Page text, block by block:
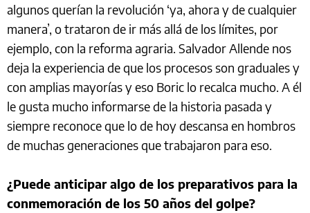
algunos querían la revolución ‘ya, ahora y de cualquier
manera’, o trataron de ir más allá de los límites, por
ejemplo, con la reforma agraria. Salvador Allende nos
deja la experiencia de que los procesos son graduales y
con amplias mayorías y eso Boric lo recalca mucho. A él
le gusta mucho informarse de la historia pasada y
siempre reconoce que lo de hoy descansa en hombros
de muchas generaciones que trabajaron para eso.
¿Puede anticipar algo de los preparativos para la
conmemoración de los 50 años del golpe?